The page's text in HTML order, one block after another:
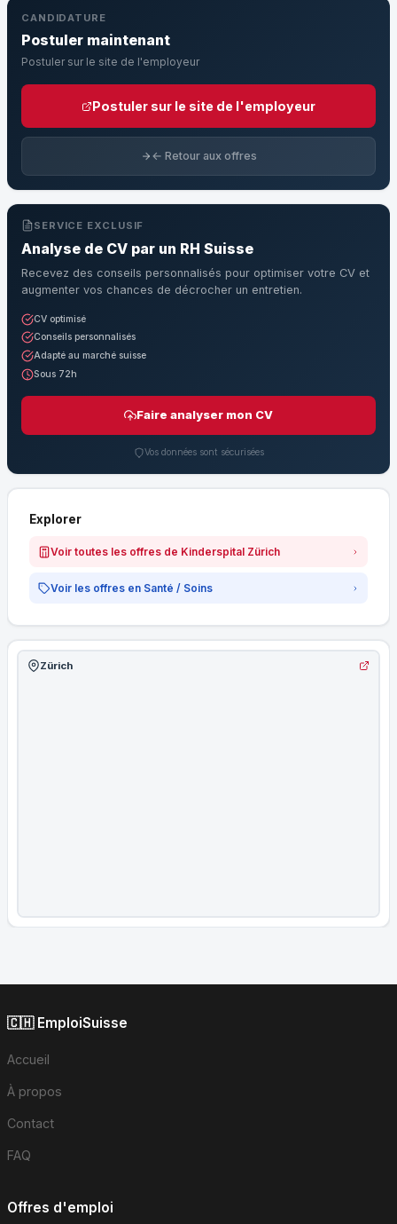
CANDIDATURE
Postuler maintenant
Postuler sur le site de l'employeur
Postuler sur le site de l'employeur
← Retour aux offres
SERVICE EXCLUSIF
Analyse de CV par un RH Suisse
Recevez des conseils personnalisés pour optimiser votre CV et
augmenter vos chances de décrocher un entretien.
CV optimisé
Conseils personnalisés
Adapté au marché suisse
Sous 72h
Faire analyser mon CV
Vos données sont sécurisées
Explorer
Voir toutes les offres de Kinderspital Zürich
Voir les offres en Santé / Soins
Zürich
🇨🇭 EmploiSuisse
Accueil
À propos
Contact
FAQ
Offres d'emploi